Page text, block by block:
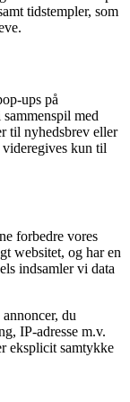
tidstempler, som
ups på
med
til nyhedsbrev eller
kun til
forbedre vores
websitet, og har en
indsamler vi data
du
IP-adresse m.v.
eksplicit samtykke